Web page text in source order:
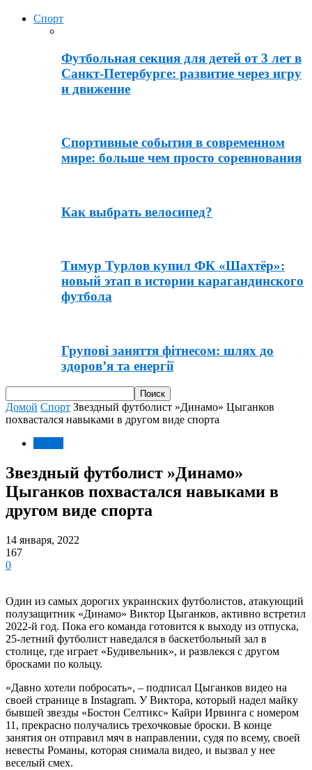
Спорт
Футбольная секция для детей от 3 лет в
Санкт-Петербурге: развитие через игру
и движение
Спортивные события в современном
мире: больше чем просто соревнования
Как выбрать велосипед?
Тимур Турлов купил ФК «Шахтёр»:
новый этап в истории карагандинского
футбола
Групові заняття фітнесом: шлях до
здоров’я та енергії
Домой Спорт Звездный футболист »Динамо» Цыганков
похвастался навыками в другом виде спорта
Звездный футболист »Динамо»
Цыганков похвастался навыками в
другом виде спорта
14 января, 2022
167
0
Один из самых дорогих украинских футболистов, атакующий
полузащитник «Динамо» Виктор Цыганков, активно встретил
2022-й год. Пока его команда готовится к выходу из отпуска,
25-летний футболист наведался в баскетбольный зал в
столице, где играет «Будивельник», и развлекся с другом
бросками по кольцу.
«Давно хотели побросать», – подписал Цыганков видео на
своей странице в Instagram. У Виктора, который надел майку
бывшей звезды «Бостон Селтикс» Кайри Ирвинга с номером
11, прекрасно получались трехочковые броски. В конце
занятия он отправил мяч в направлении, судя по всему, своей
невесты Романы, которая снимала видео, и вызвал у нее
веселый смех.